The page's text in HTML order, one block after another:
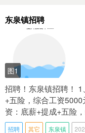
东泉镇招聘
图1
招聘！东泉镇招聘！
+五险，综合工资
资：底薪+提成+五险
招聘 其它 东泉镇